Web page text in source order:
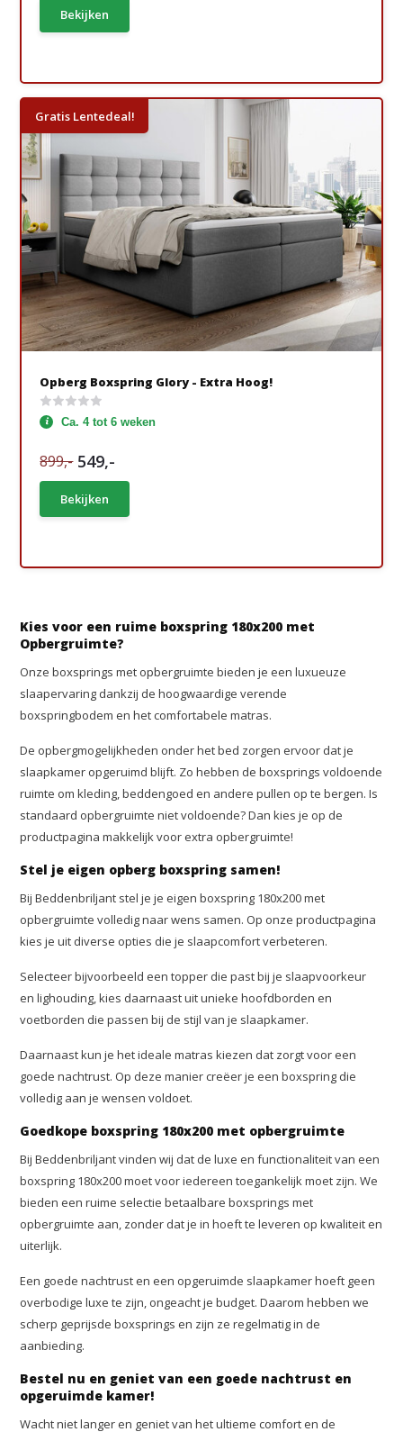
Bekijken
Gratis Lentedeal!
Opberg Boxspring Glory - Extra Hoog!
Ca. 4 tot 6 weken
899,- 549,-
Bekijken
Kies voor een ruime boxspring 180x200 met
Opbergruimte?
Onze boxsprings met opbergruimte bieden je een luxueuze
slaapervaring dankzij de hoogwaardige verende
boxspringbodem en het comfortabele matras.
De opbergmogelijkheden onder het bed zorgen ervoor dat je
slaapkamer opgeruimd blijft. Zo hebben de boxsprings voldoende
ruimte om kleding, beddengoed en andere pullen op te bergen. Is
standaard opbergruimte niet voldoende? Dan kies je op de
productpagina makkelijk voor extra opbergruimte!
Stel je eigen opberg boxspring samen!
Bij Beddenbriljant stel je je eigen boxspring 180x200 met
opbergruimte volledig naar wens samen. Op onze productpagina
kies je uit diverse opties die je slaapcomfort verbeteren.
Selecteer bijvoorbeeld een topper die past bij je slaapvoorkeur
en lighouding, kies daarnaast uit unieke hoofdborden en
voetborden die passen bij de stijl van je slaapkamer.
Daarnaast kun je het ideale matras kiezen dat zorgt voor een
goede nachtrust. Op deze manier creëer je een boxspring die
volledig aan je wensen voldoet.
Goedkope boxspring 180x200 met opbergruimte
Bij Beddenbriljant vinden wij dat de luxe en functionaliteit van een
boxspring 180x200 moet voor iedereen toegankelijk moet zijn. We
bieden een ruime selectie betaalbare boxsprings met
opbergruimte aan, zonder dat je in hoeft te leveren op kwaliteit en
uiterlijk.
Een goede nachtrust en een opgeruimde slaapkamer hoeft geen
overbodige luxe te zijn, ongeacht je budget. Daarom hebben we
scherp geprijsde boxsprings en zijn ze regelmatig in de
aanbieding.
Bestel nu en geniet van een goede nachtrust en
opgeruimde kamer!
Wacht niet langer en geniet van het ultieme comfort en de